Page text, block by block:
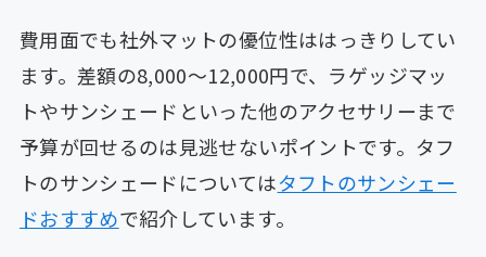
費用面でも社外マットの優位性ははっきりしてい
ます。差額の8,000〜12,000円で、ラゲッジマッ
トやサンシェードといった他のアクセサリーまで
予算が回せるのは見逃せないポイントです。タフ
トのサンシェードについてはタフトのサンシェー
ドおすすめで紹介しています。